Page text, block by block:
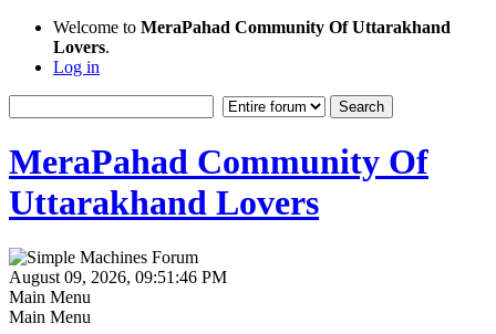
Welcome to MeraPahad Community Of Uttarakhand
Lovers.
Log in
MeraPahad Community Of
Uttarakhand Lovers
August 09, 2026, 09:51:46 PM
Main Menu
Main Menu